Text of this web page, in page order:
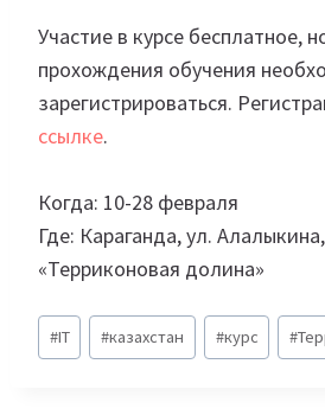
Участие в курсе бесплатное,
прохождения обучения
зарегистрироваться.
ссылке.
Когда: 10-28 февраля
Где: Караганда, ул.
«Терриконовая долина»
Метки
записи:
#IT #казахстан #курс #